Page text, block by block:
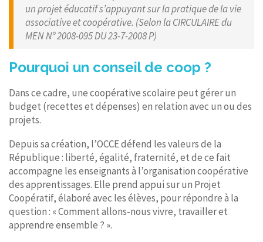
un projet éducatif s’appuyant sur la pratique de la vie
associative et coopérative. (Selon la CIRCULAIRE du
MEN N° 2008-095 DU 23-7-2008 P)
Pourquoi un conseil de coop ?
Dans ce cadre, une coopérative scolaire peut gérer un
budget (recettes et dépenses) en relation avec un ou des
projets.
Depuis sa création, l’OCCE défend les valeurs de la
République : liberté, égalité, fraternité, et de ce fait
accompagne les enseignants à l’organisation coopérative
des apprentissages. Elle prend appui sur un Projet
Coopératif, élaboré avec les élèves, pour répondre à la
question : « Comment allons-nous vivre, travailler et
apprendre ensemble ? ».